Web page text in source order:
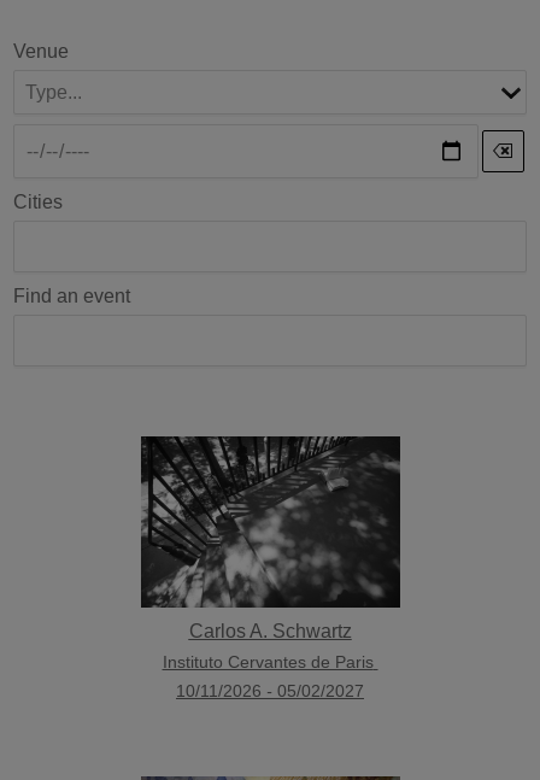
Venue
Cities
Find an event
Carlos A. Schwartz
Instituto Cervantes de Paris
10/11/2026 - 05/02/2027